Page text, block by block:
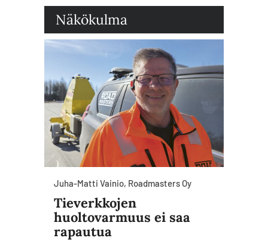
Näkökulma
Juha-Matti Vainio, Roadmasters Oy
Tieverkkojen
huoltovarmuus ei saa
rapautua